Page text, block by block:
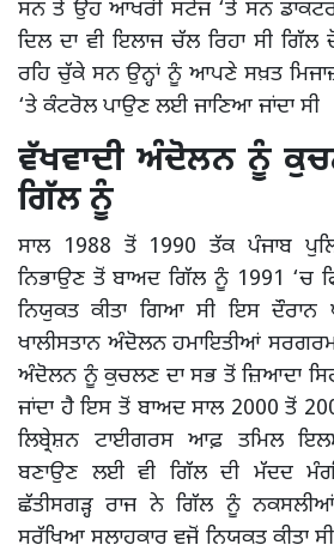
ਸਨ ਤੇ ਉਹ ਆਖਰੀ ਸਟੇਜ ‘ਤੇ ਸਨ
ਦਿਲ ਦਾ ਵੀ ਇਲਾਜ ਚੱਲ ਰਿਹਾ ਸੀ ਗਿੱਲ
ਰਹਿ ਚੁੱਕੇ ਸਨ ਉਨ੍ਹਾਂ ਨੂੰ ਆਪਣੇ ਸਖ਼ਤ
‘ਤੇ ਕੰਟਰੋਲ ਪਾਉਣ ਲਈ ਜਾਣਿਆ ਜਾਂਦਾ ਸੀ
ਵੱਖਵਾਦੀ ਅੰਦੋਲਨ ਨੂੰ
ਗਿੱਲ ਨੂੰ
ਸਾਲ 1988 ਤੋਂ 1990 ਤੱਕ ਪੰਜਾਬ
ਨਿਭਾਉਣ ਤੋਂ ਬਾਅਦ ਗਿੱਲ ਨੂੰ 1991 ‘ਚ
ਨਿਯੁਕਤ ਕੀਤਾ ਗਿਆ ਸੀ ਇਸ ਦੌਰਾਨ
ਖਾਲੀਸਤਾਨ ਅੰਦੋਲਨ ਹਮਾਇਤੀਆਂ
ਅੰਦੋਲਨ ਨੂੰ ਕੁਚਲਣ ਦਾ ਸਭ ਤੋਂ ਜ਼ਿਆਦਾ
ਜਾਂਦਾ ਹੈ ਇਸ ਤੋਂ ਬਾਅਦ ਸਾਲ 2000 ਤੋਂ
ਲਿਬ੍ਰੇਸ਼ਨ ਟਾਈਗਰਸ ਆਫ਼ ਤਮਿਲ
ਬਣਾਉਣ ਲਈ ਵੀ ਗਿੱਲ ਦੀ ਮੱਦਦ
ਛੱਤੀਸਗੜ੍ਹ ਰਾਜ ਨੇ ਗਿੱਲ ਨੂੰ
ਸੁਰੱਖਿਆ ਸਲਾਹਕਾਰ ਵਜੋਂ ਨਿਯੁਕਤ ਕੀਤਾ